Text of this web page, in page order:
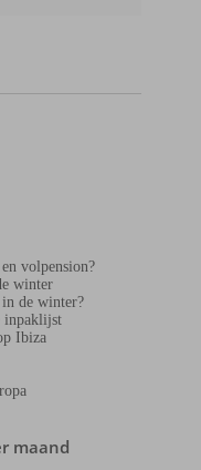
volpension?
winter
de winter?
inpaklijst
Ibiza
maand